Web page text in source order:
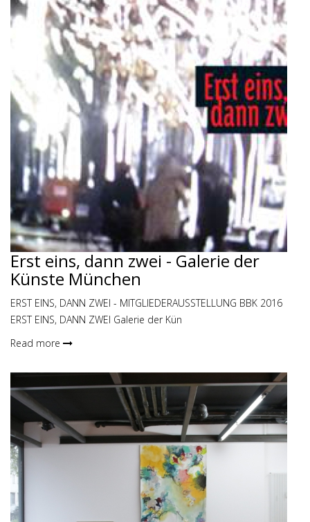
Erst eins, dann zwei - Galerie der
Künste München
ERST EINS, DANN ZWEI - MITGLIEDERAUSSTELLUNG BBK 2016
ERST EINS, DANN ZWEI Galerie der Kün
Read more